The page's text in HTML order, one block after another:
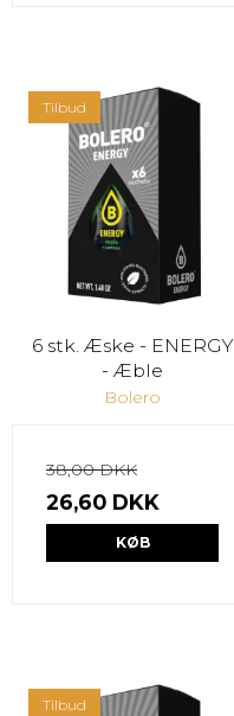
Tilbud
6 stk. Æske - ENERGY
- Æble
Bolero
38,00 DKK
26,60 DKK
KØB
Tilbud